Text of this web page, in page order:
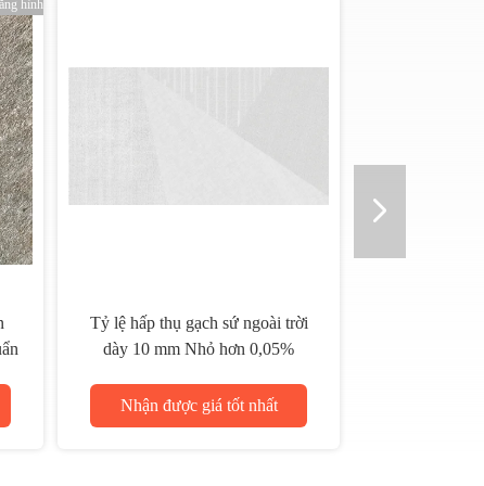
Gạch ốp tường Tây Ban Nha sứ
ngoài trời Frost Proof sứ kích
Nhận được giá tốt nhất